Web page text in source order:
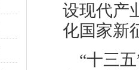
设现代产
化国家新
“十三